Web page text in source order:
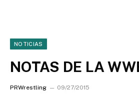
NOTICIAS
NOTAS DE LA
PRWrestling 09/27/2015